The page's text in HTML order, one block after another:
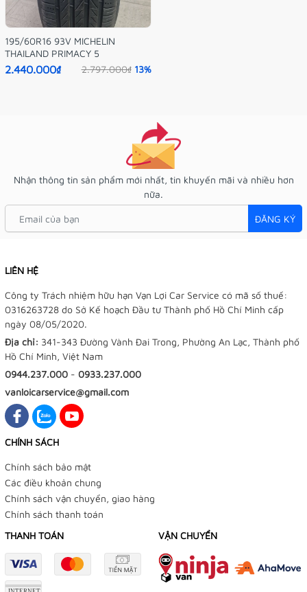
195/60R16 93V MICHELIN
THAILAND PRIMACY 5
2.440.000₫ 2.797.000₫ 13%
Nhận thông tin sản phẩm mới nhất, tin khuyến mãi và nhiều hơn
nữa.
ĐĂNG KÝ
LIÊN HỆ
Công ty Trách nhiệm hữu hạn Vạn Lợi Car Service có mã số thuế:
0316263728 do Sở Kế hoạch Đầu tư Thành phố Hồ Chí Minh cấp
ngày 08/05/2020.
Địa chỉ: 341-343 Đường Vành Đai Trong, Phường An Lạc, Thành phố
Hồ Chí Minh, Việt Nam
0944.237.000 - 0933.237.000
vanloicarservice@gmail.com
CHÍNH SÁCH
Chính sách bảo mật
Các điều khoản chung
Chính sách vận chuyển, giao hàng
Chính sách thanh toán
THANH TOÁN
VẬN CHUYỂN